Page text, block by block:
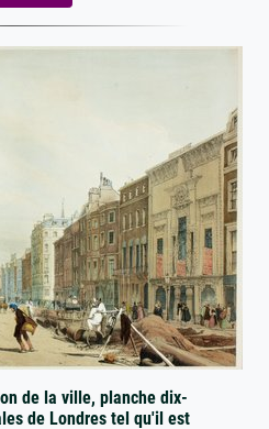
de la ville, planche dix-
de Londres tel qu'il est